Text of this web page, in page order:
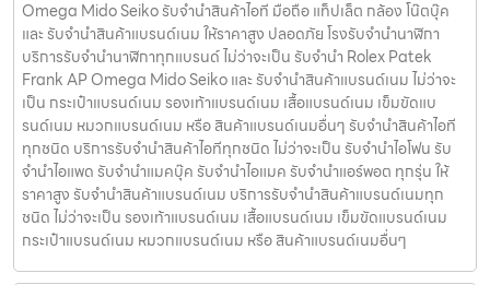
Omega Mido Seiko รับจำนำสินค้าไอที มือถือ แท็ปเล็ต กล้อง โน๊ตบุ๊ค
และ รับจำนำสินค้าแบรนด์เนม ให้ราคาสูง ปลอดภัย โรงรับจำนำนาฬิกา
บริการรับจำนำนาฬิกาทุกแบรนด์ ไม่ว่าจะเป็น รับจำนำ Rolex Patek
Frank AP Omega Mido Seiko และ รับจำนำสินค้าแบรนด์เนม ไม่ว่าจะ
เป็น กระเป๋าแบรนด์เนม รองเท้าแบรนด์เนม เสื้อแบรนด์เนม เข็มขัดแบ
รนด์เนม หมวกแบรนด์เนม หรือ สินค้าแบรนด์เนมอื่นๆ รับจำนำสินค้าไอที
ทุกชนิด บริการรับจำนำสินค้าไอทีทุกชนิด ไม่ว่าจะเป็น รับจำนำไอโฟน รับ
จำนำไอแพด รับจำนำแมคบุ๊ค รับจำนำไอแมค รับจำนำแอร์พอต ทุกรุ่น ให้
ราคาสูง รับจำนำสินค้าแบรนด์เนม บริการรับจำนำสินค้าแบรนด์เนมทุก
ชนิด ไม่ว่าจะเป็น รองเท้าแบรนด์เนม เสื้อแบรนด์เนม เข็มขัดแบรนด์เนม
กระเป๋าแบรนด์เนม หมวกแบรนด์เนม หรือ สินค้าแบรนด์เนมอื่นๆ